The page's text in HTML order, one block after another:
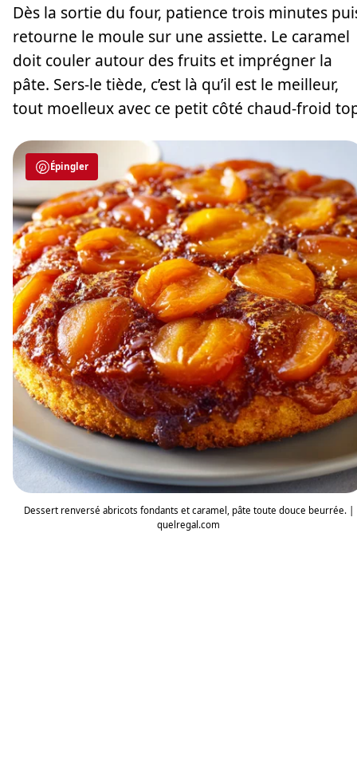
Dès la sortie du four, patience trois minutes
retourne le moule sur une assiette. Le caramel
doit couler autour des fruits et imprégner la
pâte. Sers-le tiède, c’est là qu’il est le meilleur,
tout moelleux avec ce petit côté chaud-froid
Épingler
Dessert renversé abricots fondants et caramel, pâte toute douce beurrée. |
quelregal.com